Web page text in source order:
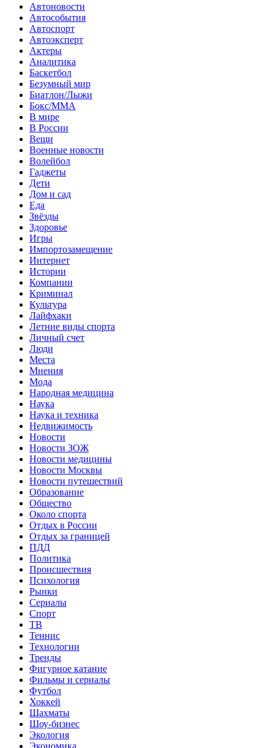
Автоновости
Автособытия
Автоспорт
Автоэксперт
Актеры
Аналитика
Баскетбол
Безумный мир
Биатлон/Лыжи
Бокс/MMA
В мире
В России
Вещи
Военные новости
Волейбол
Гаджеты
Дети
Дом и сад
Еда
Звёзды
Здоровье
Игры
Импортозамещение
Интернет
Истории
Компании
Криминал
Культура
Лайфхаки
Летние виды спорта
Личный счет
Люди
Места
Мнения
Мода
Народная медицина
Наука
Наука и техника
Недвижимость
Новости
Новости ЗОЖ
Новости медицины
Новости Москвы
Новости путешествий
Образование
Общество
Около спорта
Отдых в России
Отдых за границей
ПДД
Политика
Происшествия
Психология
Рынки
Сериалы
Спорт
ТВ
Теннис
Технологии
Тренды
Фигурное катание
Фильмы и сериалы
Футбол
Хоккей
Шахматы
Шоу-бизнес
Экология
Экономика